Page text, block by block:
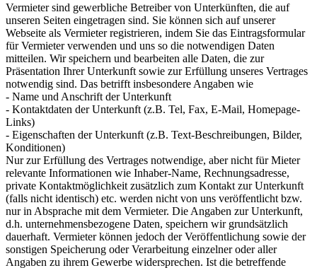
Vermieter sind gewerbliche Betreiber von Unterkünften, die auf
unseren Seiten eingetragen sind. Sie können sich auf unserer
Webseite als Vermieter registrieren, indem Sie das Eintragsformular
für Vermieter verwenden und uns so die notwendigen Daten
mitteilen. Wir speichern und bearbeiten alle Daten, die zur
Präsentation Ihrer Unterkunft sowie zur Erfüllung unseres Vertrages
notwendig sind. Das betrifft insbesondere Angaben wie
- Name und Anschrift der Unterkunft
- Kontaktdaten der Unterkunft (z.B. Tel, Fax, E-Mail, Homepage-
Links)
- Eigenschaften der Unterkunft (z.B. Text-Beschreibungen, Bilder,
Konditionen)
Nur zur Erfüllung des Vertrages notwendige, aber nicht für Mieter
relevante Informationen wie Inhaber-Name, Rechnungsadresse,
private Kontaktmöglichkeit zusätzlich zum Kontakt zur Unterkunft
(falls nicht identisch) etc. werden nicht von uns veröffentlicht bzw.
nur in Absprache mit dem Vermieter. Die Angaben zur Unterkunft,
d.h. unternehmensbezogene Daten, speichern wir grundsätzlich
dauerhaft. Vermieter können jedoch der Veröffentlichung sowie der
sonstigen Speicherung oder Verarbeitung einzelner oder aller
Angaben zu ihrem Gewerbe widersprechen. Ist die betreffende